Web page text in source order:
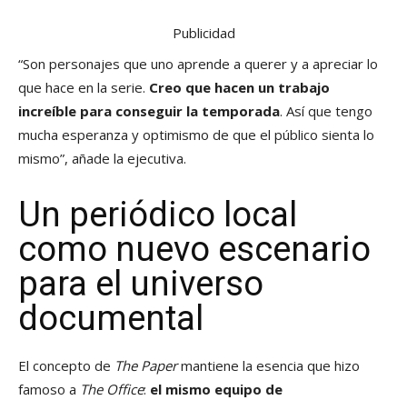
Publicidad
“Son personajes que uno aprende a querer y a apreciar lo
que hace en la serie. Creo que hacen un trabajo
increíble para conseguir la temporada. Así que tengo
mucha esperanza y optimismo de que el público sienta lo
mismo”, añade la ejecutiva.
Un periódico local
como nuevo escenario
para el universo
documental
El concepto de The Papermantiene la esencia que hizo
famoso a The Office: el mismo equipo de